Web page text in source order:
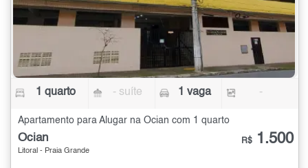
1 quarto - suíte 1 vaga -
Apartamento para Alugar na Ocian com 1 quarto
Ocian
Litoral - Praia Grande
R$ 1.500